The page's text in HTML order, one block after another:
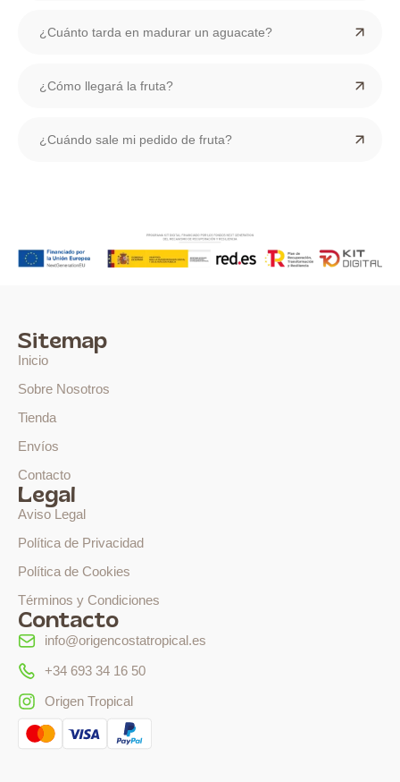
¿Cuánto tarda en madurar un aguacate?
¿Cómo llegará la fruta?
¿Cuándo sale mi pedido de fruta?
Sitemap
Inicio
Sobre Nosotros
Tienda
Envíos
Contacto
Legal
Aviso Legal
Política de Privacidad
Política de Cookies
Términos y Condiciones
Contacto
info@origencostatropical.es
+34 693 34 16 50
Origen Tropical